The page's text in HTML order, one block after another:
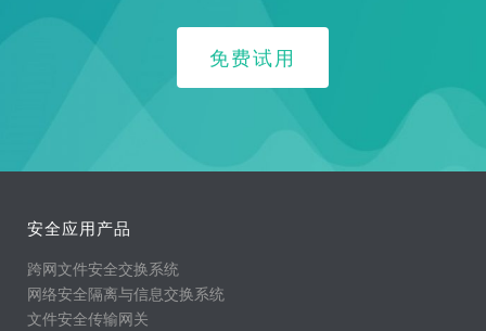
免费试用
安全应用产品
跨网文件安全交换系统
网络安全隔离与信息交换系统
文件安全传输网关